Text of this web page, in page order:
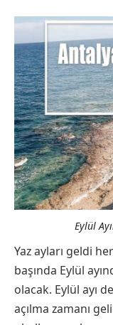
Eylül
Yaz ayları geldi
başında Eylül
olacak. Eylül ayı
açılma zamanı